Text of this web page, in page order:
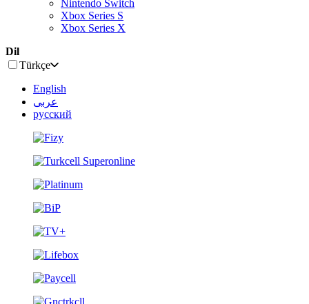
Nintendo Switch
Xbox Series S
Xbox Series X
Dil
Türkçe
English
عربى
русский